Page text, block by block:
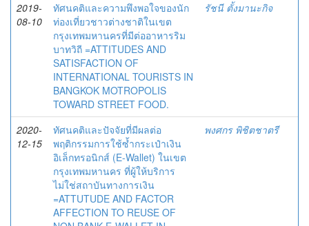
2019-
08-10
ทัศนคติและความพึงพอใจของนัก
ท่องเที่ยวชาวต่างชาติในเขต
กรุงเทพมหานครที่มีต่ออาหารริม
บาทวิถี =ATTITUDES AND
SATISFACTION OF
INTERNATIONAL TOURISTS IN
BANGKOK MOTROPOLIS
TOWARD STREET FOOD.
รัชนี ตั้งมานะกิจ
2020-
12-15
ทัศนคติและปัจจัยที่มีผลต่อ
พฤติกรรมการใช้ซ้ำกระเป๋าเงิน
อิเล็กทรอนิกส์ (E-Wallet) ในเขต
กรุงเทพมหานคร ที่ผู้ให้บริการ
ไม่ใช่สถาบันทางการเงิน
=ATTUTUDE AND FACTOR
AFFECTION TO REUSE OF
พงศกร พิชิตชาตรี